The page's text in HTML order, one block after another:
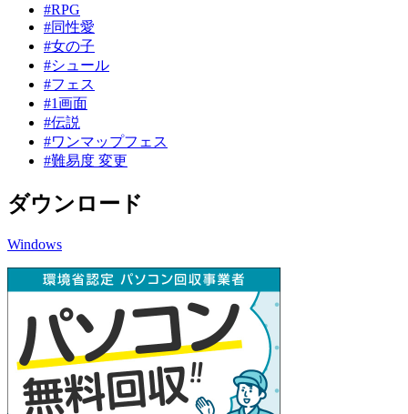
#RPG
#同性愛
#女の子
#シュール
#フェス
#1画面
#伝説
#ワンマップフェス
#難易度 変更
ダウンロード
Windows